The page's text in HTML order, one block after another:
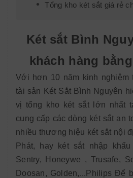
Tổng kho két sắt giá rẻ
Két sắt Bình
khách hàng
Với hơn 10 năm kinh nghiệm
tài sản Két Sắt Bình Nguyên
vị tổng kho két sắt lớn nhất
cung cấp các dòng két sắt an
nhiều thương hiệu két sắt nội
Phát, hay két sắt nhập
Sentry, Honeywe , Trusafe,
Doosan, Golden,...Philips Để